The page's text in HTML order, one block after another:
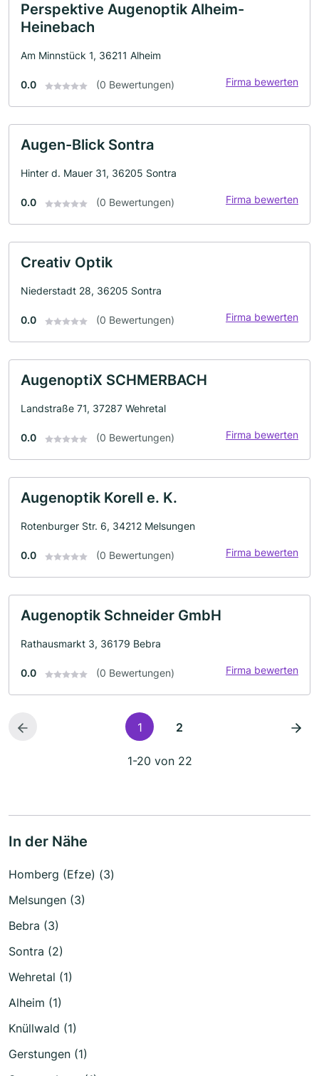
Perspektive Augenoptik Alheim-
Heinebach
Am Minnstück 1, 36211 Alheim
0.0 (0 Bewertungen) Firma bewerten
Augen-Blick Sontra
Hinter d. Mauer 31, 36205 Sontra
0.0 (0 Bewertungen) Firma bewerten
Creativ Optik
Niederstadt 28, 36205 Sontra
0.0 (0 Bewertungen) Firma bewerten
AugenoptiX SCHMERBACH
Landstraße 71, 37287 Wehretal
0.0 (0 Bewertungen) Firma bewerten
Augenoptik Korell e. K.
Rotenburger Str. 6, 34212 Melsungen
0.0 (0 Bewertungen) Firma bewerten
Augenoptik Schneider GmbH
Rathausmarkt 3, 36179 Bebra
0.0 (0 Bewertungen) Firma bewerten
1 2
1-20 von 22
In der Nähe
Homberg (Efze) (3)
Melsungen (3)
Bebra (3)
Sontra (2)
Wehretal (1)
Alheim (1)
Knüllwald (1)
Gerstungen (1)